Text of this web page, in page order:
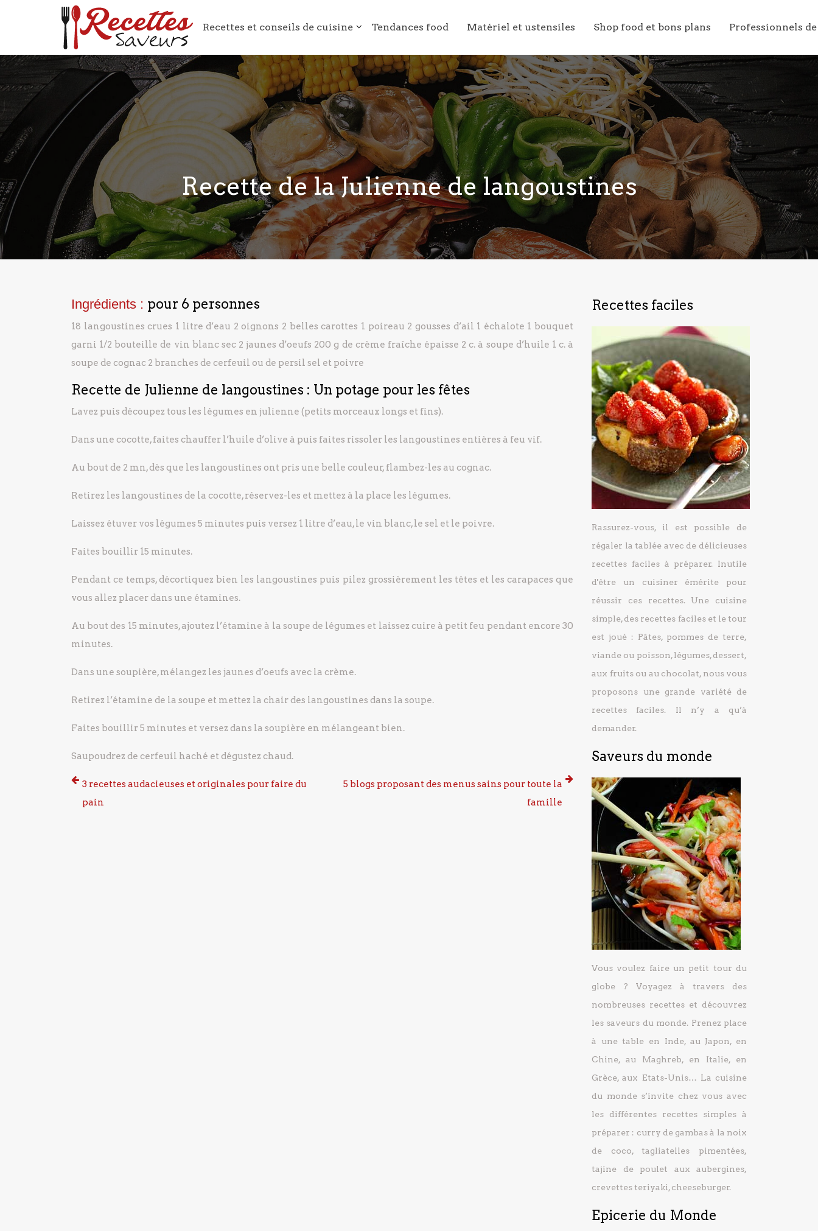
Recettes et conseils de cuisine Tendances food Matériel et ustensiles Shop food et bons plans Professionnels
Recette de la Julienne de langoustines
Ingrédients : pour 6 personnes
18 langoustines crues 1 litre d’eau 2 oignons 2 belles carottes 1 poireau 2 gousses d’ail 1 échalote 1 bouquet
garni 1/2 bouteille de vin blanc sec2 jaunes d’oeufs 200 g de crème fraîche épaisse 2 c. à soupe d’huile 1 c. à
soupe de cognac 2 branches de cerfeuil ou de persil sel et poivre
Recette de Julienne de langoustines : Un potage pour les fêtes
Lavez puis découpez tous les légumes en julienne (petits morceaux longs et fins).
Dans une cocotte, faites chauffer l’huile d’olive à puis faites rissoler les langoustines entières à feu vif.
Au bout de 2 mn, dès que les langoustines ont pris une belle couleur, flambez-les au cognac.
Retirez les langoustines de la cocotte, réservez-les et mettez à la place les légumes.
Laissez étuver vos légumes 5 minutes puis versez 1 litre d’eau, le vin blanc, le sel et le poivre.
Faites bouillir 15 minutes.
Pendant ce temps, décortiquez bien les langoustines puis pilez grossièrement les têtes et les carapaces que
vous allez placer dans une étamines.
Au bout des 15 minutes, ajoutez l’étamine à la soupe de légumes et laissez cuire à petit feu pendant encore 30
minutes.
Dans une soupière, mélangez les jaunes d’oeufs avec la crème.
Retirez l’étamine de la soupe et mettez la chair des langoustines dans la soupe.
Faites bouillir 5 minutes et versez dans la soupière en mélangeant bien.
Saupoudrez de cerfeuil haché et dégustez chaud.
3 recettes audacieuses et originales pour faire du
pain
5 blogs proposant des menus sains pour toute la
famille
Recettes faciles
Rassurez-vous, il est possible de
régaler la tablée avec de délicieuses
recettes faciles à préparer. Inutile
d'être un cuisiner émérite pour
réussir ces recettes. Une cuisine
simple, des recettes faciles et le tour
est joué : Pâtes, pommes de terre,
viande ou poisson, légumes, dessert,
aux fruits ou au chocolat, nous vous
proposons une grande variété de
recettes faciles. Il n’y a qu’à
demander.
Saveurs du monde
Vous voulez faire un petit tour du
globe ? Voyagez à travers des
nombreuses recettes et découvrez
les saveurs du monde. Prenez place
à une table en Inde, au Japon, en
Chine, au Maghreb, en Italie, en
Grèce, aux Etats-Unis… La cuisine
du monde s’invite chez vous avec
les différentes recettes simples à
préparer : curry de gambas à la noix
de coco, tagliatelles pimentées,
tajine de poulet aux aubergines,
crevettes teriyaki, cheeseburger.
Epicerie du Monde